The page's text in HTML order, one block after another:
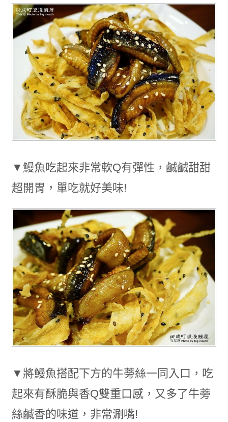
▼鰻魚吃起來非常軟Q有彈性，鹹鹹甜甜
超開胃，單吃就好美味!
▼將鰻魚搭配下方的牛蒡絲一同入口，吃
起來有酥脆與香Q雙重口感，又多了牛蒡
絲鹹香的味道，非常涮嘴!